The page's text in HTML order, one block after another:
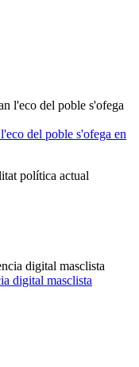
del poble s'ofega en
política actual
digital masclista